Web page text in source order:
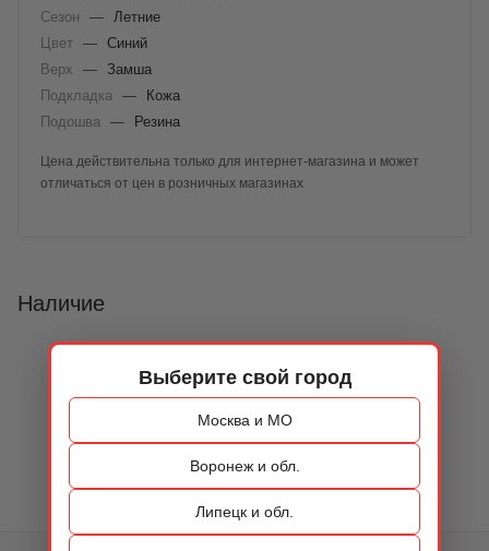
Выберите свой город
Москва и МО
Воронеж и обл.
Липецк и обл.
Сезон
—
Летние
Цвет — Синий
Верх
— Замша
Подкладка
—
Кожа
Подошва
— Резина
Цена действительна только для интернет-магазина и может
отличаться от цен в розничных магазинах
Наличие